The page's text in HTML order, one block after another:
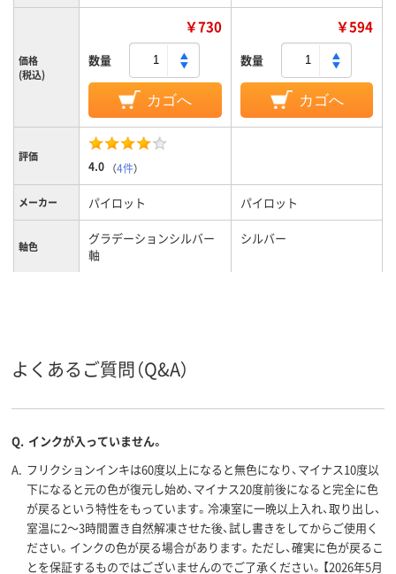
価格
(税込)
￥730
数量
カゴへ
￥594
数量
カゴへ
評価
4.0 （4件）
メーカー パイロット パイロット
軸色
グラデーションシルバー
軸
シルバー
インク種類
フリクションインキ（ゲル
インク）
軸径 13.8mm 12mm
よくあるご質問（Q&A）
Q. インクが入っていません。
A. フリクションインキは60度以上になると無色になり、マイナス10度以
下になると元の色が復元し始め、マイナス20度前後になると完全に色
が戻るという特性をもっています。冷凍室に一晩以上入れ、取り出し、
室温に2～3時間置き自然解凍させた後、試し書きをしてからご使用く
ださい。インクの色が戻る場合があります。ただし、確実に色が戻るこ
とを保証するものではございませんのでご了承ください。【2026年5月